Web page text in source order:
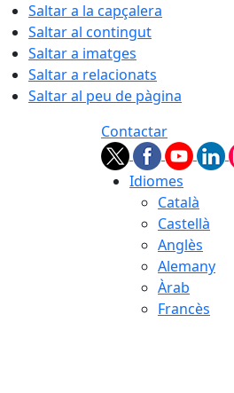
Saltar a la capçalera
Saltar al contingut
Saltar a imatges
Saltar a relacionats
Saltar al peu de pàgina
Contactar
Idiomes
Català
Castellà
Anglès
Alemany
Àrab
Francès